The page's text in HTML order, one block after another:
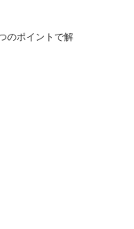
のポイントで解